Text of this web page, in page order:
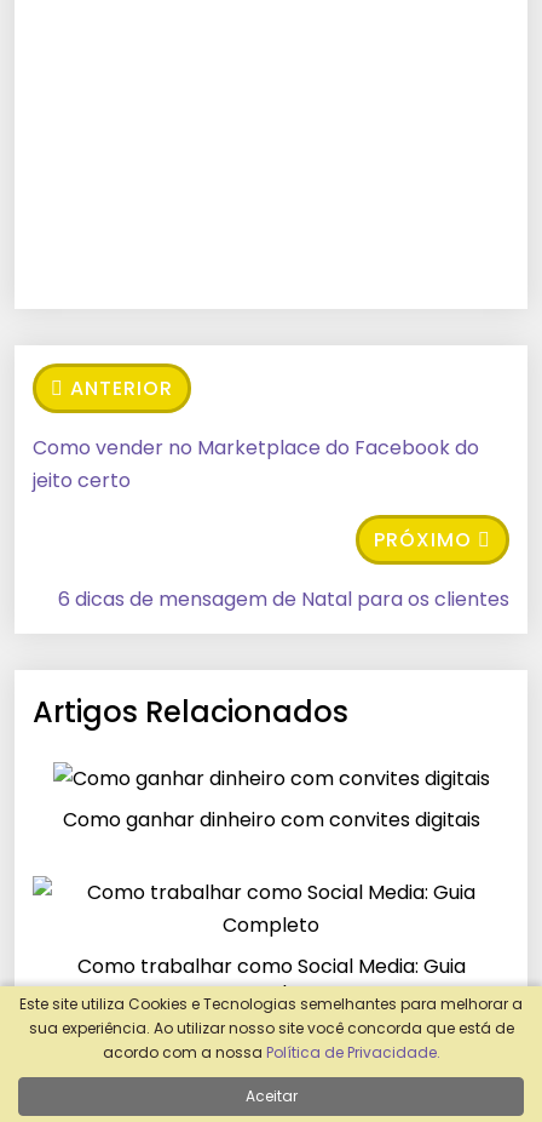
ANTERIOR
Como vender no Marketplace do Facebook do
jeito certo
PRÓXIMO
6 dicas de mensagem de Natal para os clientes
Artigos Relacionados
Como ganhar dinheiro com convites digitais
Como trabalhar como Social Media: Guia
Completo
Este site utiliza Cookies e Tecnologias semelhantes para melhorar a
sua experiência. Ao utilizar nosso site você concorda que está de
acordo com a nossa Política de Privacidade.
Aceitar